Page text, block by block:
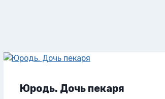
Юродь. Дочь пекаря